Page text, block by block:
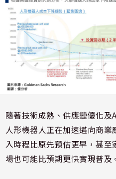
隨著技術成熟、供應鏈優化及
人形機器人正在加速邁向商
入時程比原先預估更早，甚
場也可能比預期更快實現普及